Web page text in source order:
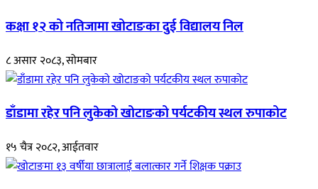
कक्षा १२ को नतिजामा खोटाङका दुई विद्यालय निल
८ असार २०८३, सोमबार
डाँडामा रहेर पनि लुकेको खोटाङको पर्यटकीय स्थल रुपाकोट
१५ चैत्र २०८२, आईतवार